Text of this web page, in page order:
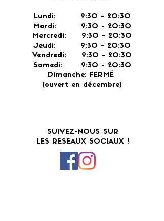
Lundi: 9:30 - 20:30
Mardi: 9:30 - 20:30
Mercredi: 9:30 - 20:30
Jeudi: 9:30 - 20:30
Vendredi: 9:30 - 20:30
Samedi: 9:30 - 20:30
Dimanche: FERMÉ
(ouvert en décembre)
SUIVEZ-NOUS SUR
LES RESEAUX SOCIAUX !